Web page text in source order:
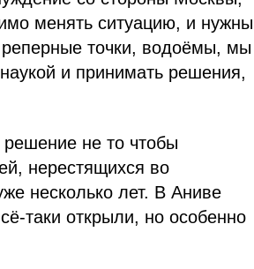
менять ситуацию, и нужны
точки, водоёмы, мы
и принимать решения,
не то чтобы
нерестящихся во
несколько лет. В Аниве
таки открыли, но особенно